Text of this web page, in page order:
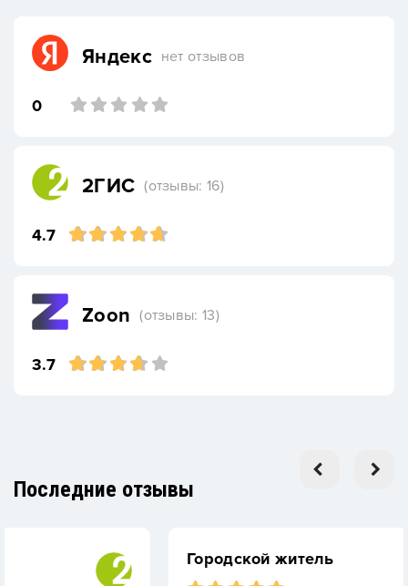
Яндекс нет отзывов
0
2ГИС (отзывы: 16)
4.7
Zoon (отзывы: 13)
3.7
Последние отзывы
Городской житель